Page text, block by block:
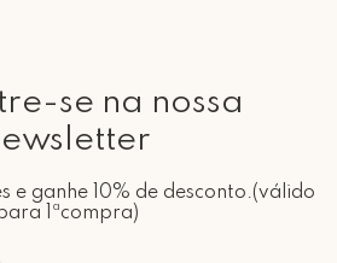
se na nossa
e ganhe 10% de desconto.(válido
1ªcompra)